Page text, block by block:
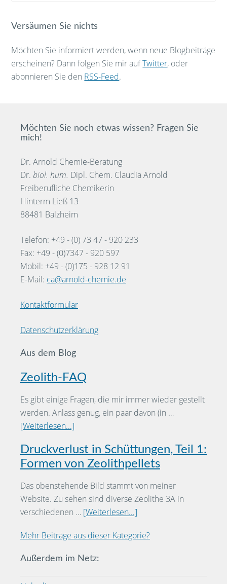
Versäumen Sie nichts
Möchten Sie informiert werden, wenn neue Blogbeiträge
erscheinen? Dann folgen Sie mir aufTwitter, oder
abonnieren Sie den RSS-Feed.
Möchten Sie noch etwas wissen? Fragen Sie
mich!
Dr. Arnold Chemie-Beratung
Dr. biol. hum. Dipl. Chem. Claudia Arnold
Freiberufliche Chemikerin
Hinterm Ließ 13
88481 Balzheim
Telefon: +49 - (0) 73 47 - 920 233
Fax: +49 - (0)7347 - 920 597
Mobil: +49 - (0)175 - 928 12 91
E-Mail: ca@arnold-chemie.de
Kontaktformular
Datenschutzerklärung
Aus dem Blog
Zeolith-FAQ
Es gibt einige Fragen, die mir immer wieder gestellt
werden. Anlass genug, ein paar davon (in …
[Weiterlesen...]
Druckverlust in Schüttungen, Teil 1:
Formen von Zeolithpellets
Das obenstehende Bild stammt von meiner
Website. Zu sehen sind diverse Zeolithe 3A in
verschiedenen … [Weiterlesen...]
Mehr Beiträge aus dieser Kategorie?
Außerdem im Netz: